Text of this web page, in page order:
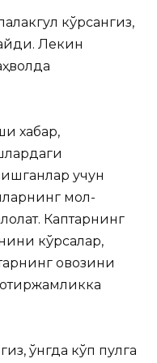
кўрсангиз,
Лекин
хабар,
учун
мол-
Каптарнинг
кўрсалар,
овозини
ўнгда кўп пулга